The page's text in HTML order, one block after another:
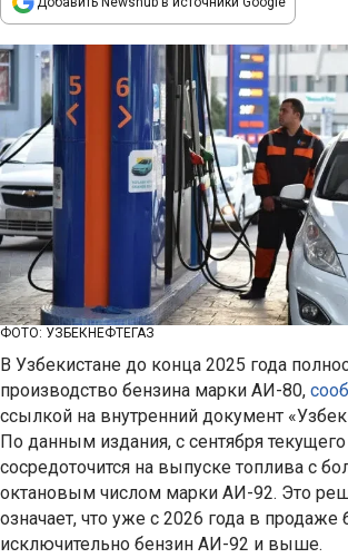
ФОТО: УЗБЕКНЕФТЕГАЗ
В Узбекистане до конца 2025 года
производство бензина марки АИ-80,
ссылкой на внутренний документ
По данным издания, с сентября
сосредоточится на выпуске топлива с
октановым числом марки АИ-92. Это
означает, что уже с 2026 года в продаже
исключительно бензин АИ-92 и выше.